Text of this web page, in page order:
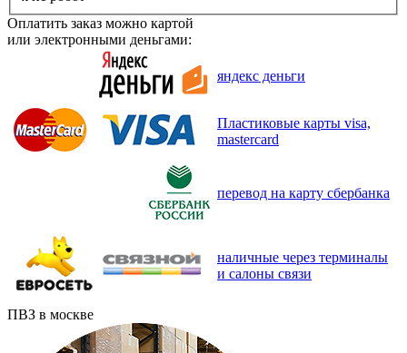
Оплатить заказ можно картой
или электронными деньгами:
яндекс деньги
Пластиковые карты visa,
mastercard
перевод на карту сбербанка
наличные через терминалы
и салоны связи
ПВЗ в москве